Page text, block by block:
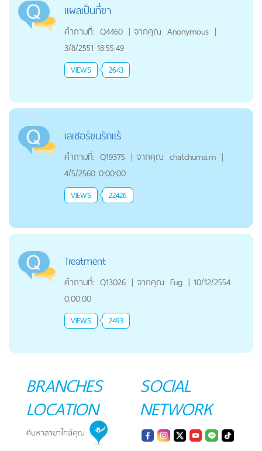
แผลเป็นที่ขา
คำถามที่: Q4460 | จากคุณ Anonymous |
3/8/2551 18:55:49
VIEWS 2643
เลเซอร์ขนรักแร้
คำถามที่: Q19375 | จากคุณ chatchuma.m |
4/5/2560 0:00:00
VIEWS 22426
Treatment
คำถามที่: Q13026 | จากคุณ Fug | 10/12/2554
0:00:00
VIEWS 2493
BRANCHES
LOCATION
SOCIAL
NETWORK